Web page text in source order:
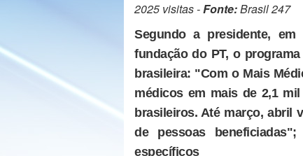
2025 visitas -Fonte:Brasil 247
Segundo a presidente,
fundação do PT, o
brasileira: "Com o Mais
médicos em mais de 2,1
brasileiros. Até março, abril
de pessoas
específicos